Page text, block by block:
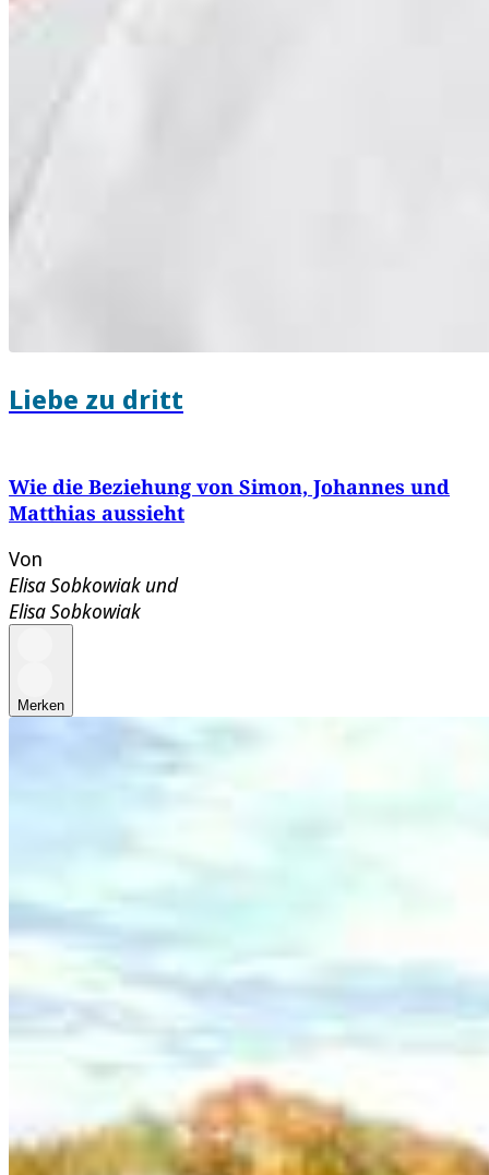
Liebe zu dritt
Wie die Beziehung von Simon, Johannes und
Matthias aussieht
Von
Elisa Sobkowiak und
Elisa Sobkowiak
Merken